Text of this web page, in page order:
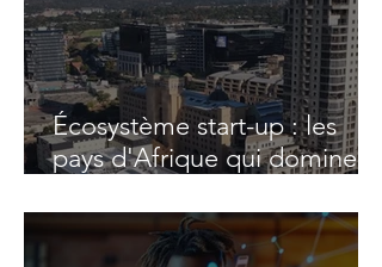
Écosystème start-up : les
pays d'Afrique qui dominent